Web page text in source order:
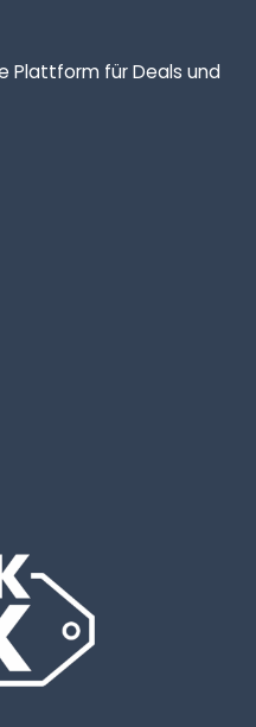
Plattform für Deals und